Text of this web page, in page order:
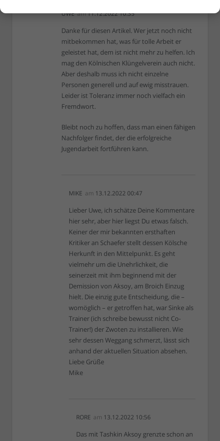
UWEam11.12.2022 10:35
Danke für diesen Artikel. Wer jetzt noch nicht
mitbekommen hat, was für tolle Arbeit er
geleistet hat, dem ist nicht mehr zu helfen. Ich
mag den Kölnischen Klüngelverein auch nicht.
Aber deshalb muss ich nicht einzelne
Personen generell und auf ewig misstrauen.
Leider ist Toleranz immer noch vielfach ein
Fremdwort.
Bleibt noch zu hoffen, dass man einen fähigen
Nachfolger findet, der die erfolgreiche
Jugendarbeit fortführen kann.
MIKE am 13.12.2022 00:47
Lieber Uwe, ich schätze Deine Kommentare
hier sehr, aber hier liegst Du etwas falsch.
Keiner der mir bekannten ersthaften
Kritiker an Schaefer stellt dessen Kölsche
Herkunft in den Mittelpunkt. Es geht
vielmehr um die Unehrlichkeit, die
seinerzeit mit ihm beginnend mit der
Demission von Aksoy, am Broich Einzug
hielt. Die einzig gute Entscheidung, die –
womöglich – er getroffen hat, war Sinke als
Trainer (ich schreibe bewusst nicht Co-
Trainer!) der Zwoten zu installieren. Wie
sehr dessen Weggang schmerzt, lässt sich
anhand der aktuellen Situation absehen.
Liebe Grüße
Mike
RORE am 13.12.2022 10:56
Das mit Tashkin Aksoy grenzte schon an